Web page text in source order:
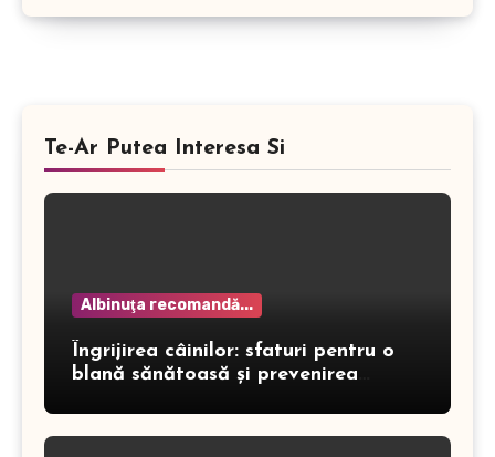
Te-Ar Putea Interesa Si
Albinuţa recomandă...
Îngrijirea câinilor: sfaturi pentru o
blană sănătoasă și prevenirea